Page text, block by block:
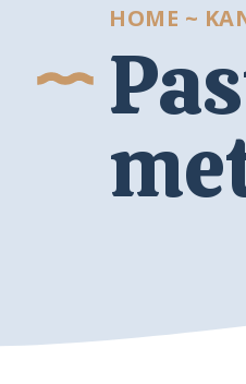
Vissoepen
Zeegroenten
Winkelmand
HOME ~